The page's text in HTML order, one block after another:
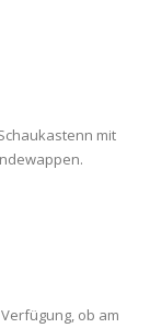
mit
ob am